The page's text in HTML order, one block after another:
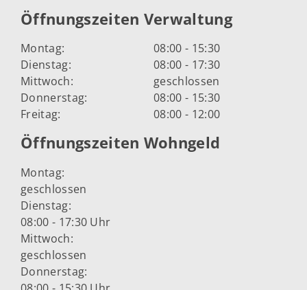
Öffnungszeiten Verwaltung
Montag:
08:00 - 15:30
Dienstag:
08:00 - 17:30
Mittwoch:
geschlossen
Donnerstag:
08:00 - 15:30
Freitag:
08:00 - 12:00
Öffnungszeiten Wohngeld
Montag:
geschlossen
Dienstag:
08:00 - 17:30 Uhr
Mittwoch:
geschlossen
Donnerstag: